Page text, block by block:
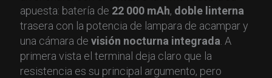
apuesta: batería de 22 000 mAh, doble linterna
trasera con la potencia de lampara de acampar y
una cámara de visión nocturna integrada . A
primera vista el terminal deja claro que la
resistencia es su principal argumento, pero